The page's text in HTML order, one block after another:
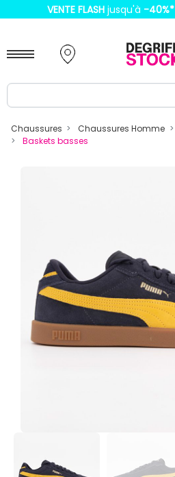
VENTE FLASH jusqu'à -40%*
Chaussures Chaussures Homme
Baskets basses